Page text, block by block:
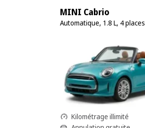
MINI Cabrio
Automatique, 1.8 L, 4 places
Kilométrage illimité